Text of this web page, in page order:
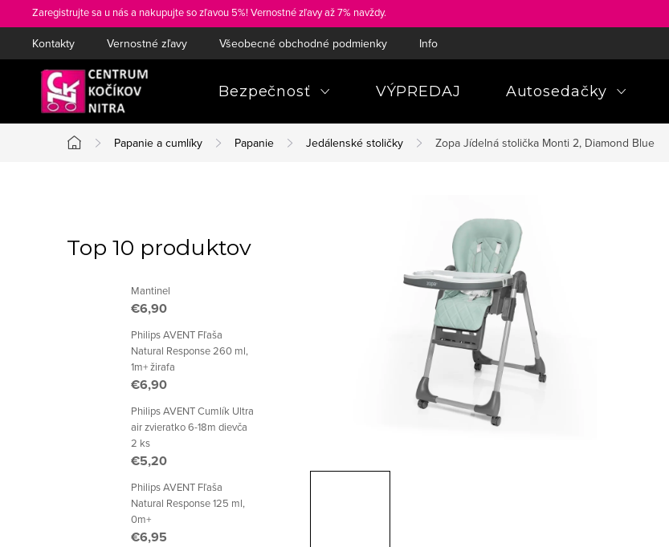
na
Zaregistrujte sa u nás a nakupujte so zľavou 5%! Vernostné zľavy až 7% navždy.
Kontakty Vernostné zľavy Všeobecné obchodné podmienky Informácie a poučenia pre spotrebiteľa
Bezpečnosť VÝPREDAJ Autosedačky
Domov
Papanie a cumlíky Papanie Jedálenské stoličky Zopa Jídelná stolička Monti 2, Diamond Blue
o
Top 10 produktov
Mantinel
€6,90
Philips AVENT Fľaša
Natural Response 260 ml,
1m+ žirafa
€6,90
Philips AVENT Cumlík Ultra
air zvieratko 6-18m dievča
2 ks
€5,20
Philips AVENT Fľaša
Natural Response 125 ml,
0m+
€6,95